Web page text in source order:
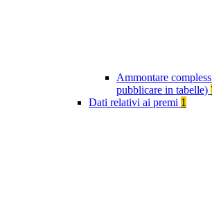
Ammontare
pubblicare in tabelle)
Dati relativi ai premi 1